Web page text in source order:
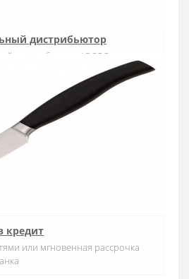
дистрибьютор
дистрибьютор ARCOS в
течении 1-3 дней по Украине
на ножи
кредит
или мгновенная рассрочка